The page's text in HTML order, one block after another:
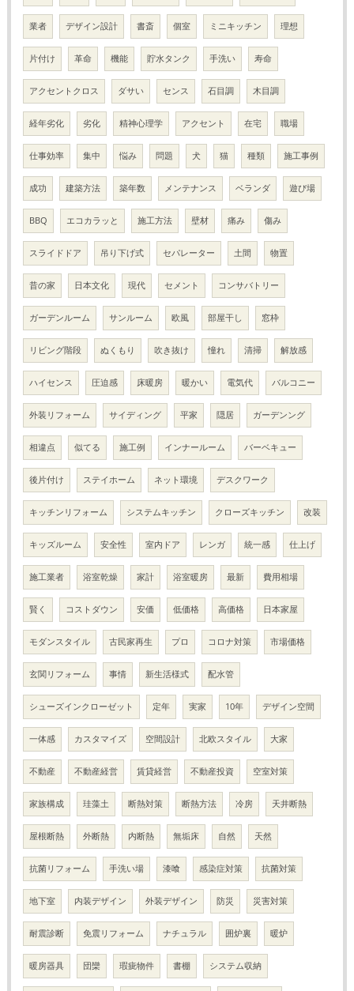
業者 デザイン設計 書斎 個室 ミニキッチン 理想
片付け 革命 機能 貯水タンク 手洗い 寿命
アクセントクロス ダサい センス 石目調 木目調
経年劣化 劣化 精神心理学 アクセント 在宅 職場
仕事効率 集中 悩み 問題 犬 猫 種類 施工事例
成功 建築方法 築年数 メンテナンス ベランダ 遊び場
BBQ エコカラッと 施工方法 壁材 痛み 傷み
スライドドア 吊り下げ式 セパレーター 土間 物置
昔の家 日本文化 現代 セメント コンサバトリー
ガーデンルーム サンルーム 欧風 部屋干し 窓枠
リビング階段 ぬくもり 吹き抜け 憧れ 清掃 解放感
ハイセンス 圧迫感 床暖房 暖かい 電気代 バルコニー
外装リフォーム サイディング 平家 隠居 ガーデンング
相違点 似てる 施工例 インナールーム バーベキュー
後片付け ステイホーム ネット環境 デスクワーク
キッチンリフォーム システムキッチン クローズキッチン 改装
キッズルーム 安全性 室内ドア レンガ 統一感 仕上げ
施工業者 浴室乾燥 家計 浴室暖房 最新 費用相場
賢く コストダウン 安価 低価格 高価格 日本家屋
モダンスタイル 古民家再生 プロ コロナ対策 市場価格
玄関リフォーム 事情 新生活様式 配水管
シューズインクローゼット 定年 実家 10年 デザイン空間
一体感 カスタマイズ 空間設計 北欧スタイル 大家
不動産 不動産経営 賃貸経営 不動産投資 空室対策
家族構成 珪藻土 断熱対策 断熱方法 冷房 天井断熱
屋根断熱 外断熱 内断熱 無垢床 自然 天然
抗菌リフォーム 手洗い場 漆喰 感染症対策 抗菌対策
地下室 内装デザイン 外装デザイン 防災 災害対策
耐震診断 免震リフォーム ナチュラル 囲炉裏 暖炉
暖房器具 団欒 瑕疵物件 書棚 システム収納